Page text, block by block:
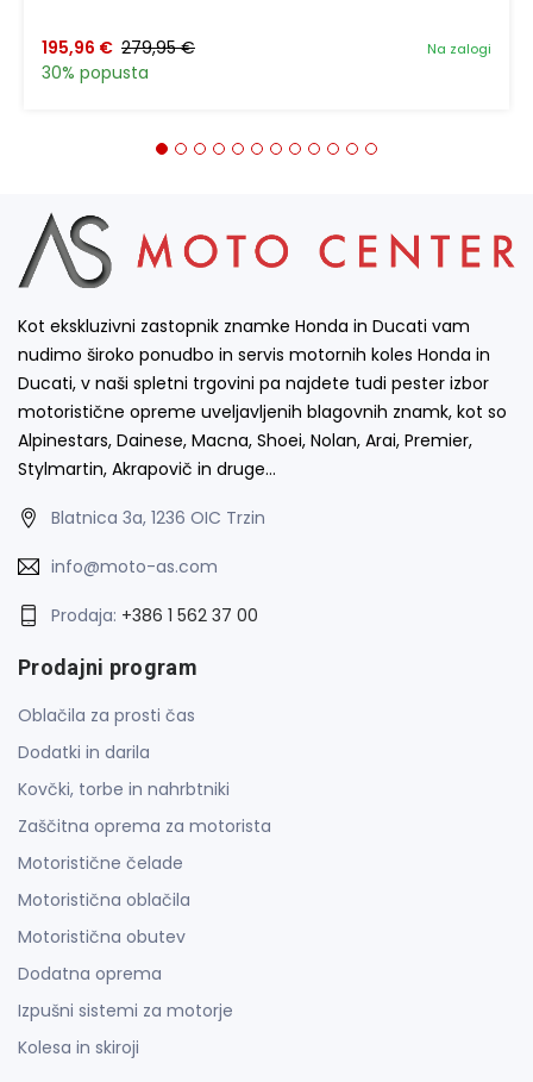
Na zalogi
195,96 € 279,95 €
30% popusta
Kot ekskluzivni zastopnik znamke Honda in Ducati vam
nudimo široko ponudbo in servis motornih koles Honda in
Ducati, v naši spletni trgovini pa najdete tudi pester izbor
motoristične opreme uveljavljenih blagovnih znamk, kot so
Alpinestars, Dainese, Macna, Shoei, Nolan, Arai, Premier,
Stylmartin, Akrapovič in druge…
Blatnica 3a, 1236 OIC Trzin
info@moto-as.com
Prodaja: +386 1 562 37 00
Prodajni program
Oblačila za prosti čas
Dodatki in darila
Kovčki, torbe in nahrbtniki
Zaščitna oprema za motorista
Motoristične čelade
Motoristična oblačila
Motoristična obutev
Dodatna oprema
Izpušni sistemi za motorje
Kolesa in skiroji